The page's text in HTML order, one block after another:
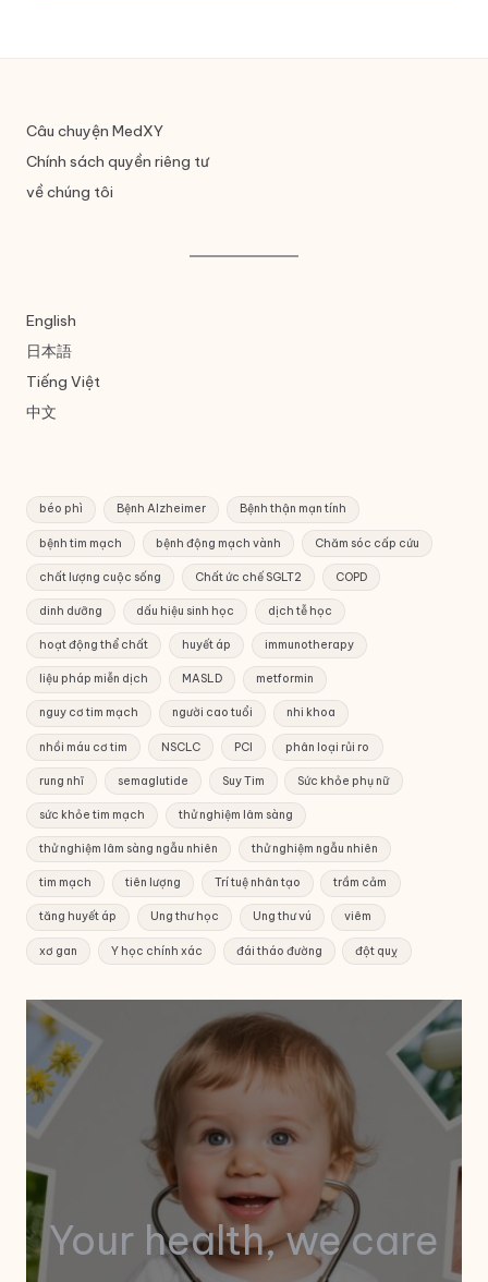
Câu chuyện MedXY
Chính sách quyền riêng tư
về chúng tôi
English
日本語
Tiếng Việt
中文
béo phì Bệnh Alzheimer Bệnh thận mạn tính
bệnh tim mạch bệnh động mạch vành Chăm sóc cấp cứu
chất lượng cuộc sống Chất ức chế SGLT2 COPD
dinh dưỡng dấu hiệu sinh học dịch tễ học
hoạt động thể chất huyết áp immunotherapy
liệu pháp miễn dịch MASLD metformin
nguy cơ tim mạch người cao tuổi nhi khoa
nhồi máu cơ tim NSCLC PCI phân loại rủi ro
rung nhĩ semaglutide Suy Tim Sức khỏe phụ nữ
sức khỏe tim mạch thử nghiệm lâm sàng
thử nghiệm lâm sàng ngẫu nhiên thử nghiệm ngẫu nhiên
tim mạch tiên lượng Trí tuệ nhân tạo trầm cảm
tăng huyết áp Ung thư học Ung thư vú viêm
xơ gan Y học chính xác đái tháo đường đột quỵ
Your health, we care